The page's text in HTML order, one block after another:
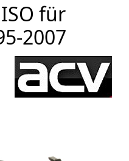
für
2007